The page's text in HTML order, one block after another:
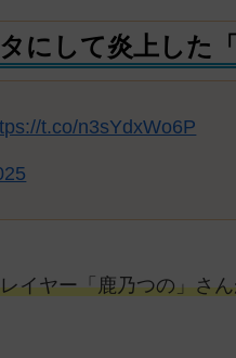
にして炎上した「
t.co/n3sYdxWo6P
イヤー「鹿乃つの」さ